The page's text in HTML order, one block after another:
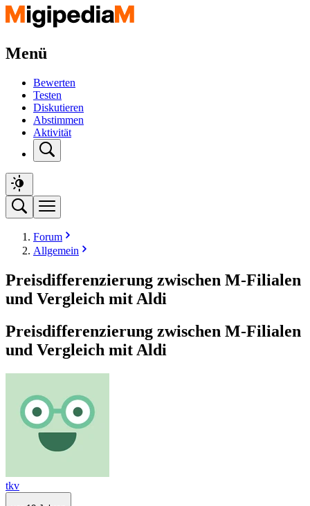
Menü
Bewerten
Testen
Diskutieren
Abstimmen
Aktivität
Forum
Allgemein
Preisdifferenzierung zwischen M-Filialen
und Vergleich mit Aldi
Preisdifferenzierung zwischen M-Filialen
und Vergleich mit Aldi
tkv